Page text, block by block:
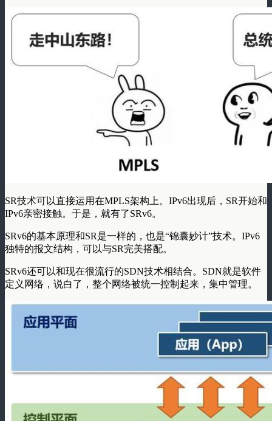
SR技术可以直接运用在MPLS架构上。IPv6出现后，SR开始和
IPv6亲密接触。于是，就有了SRv6。
SRv6的基本原理和SR是一样的，也是“锦囊妙计”技术。IPv6
独特的报文结构，可以与SR完美搭配。
SRv6还可以和现在很流行的SDN技术相结合。SDN就是软件
定义网络，说白了，整个网络被统一控制起来，集中管理。